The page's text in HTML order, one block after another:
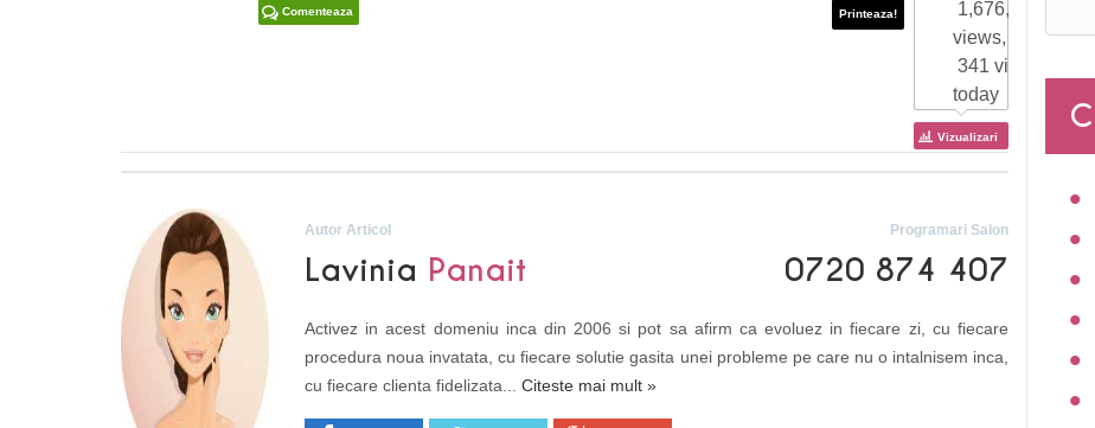
Comenteaza
1,676,655 total
views,
341 views
today
Vizualizari
Printeaza!
Autor Articol Programari Salon
Lavinia Panait 0720 874 407
Activez in acest domeniu inca din 2006 si pot sa afirm ca evoluez in fiecare zi, cu fiecare
procedura noua invatata, cu fiecare solutie gasita unei probleme pe care nu o intalnisem inca,
cu fiecare clienta fidelizata... Citeste mai mult »